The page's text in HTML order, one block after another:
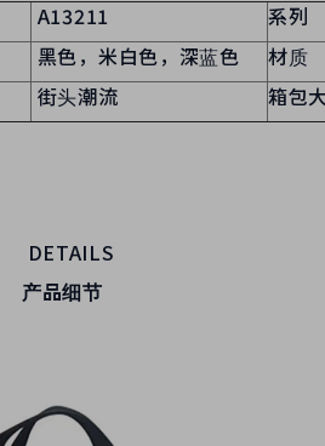
A13211
系列
黑色，米白色，深蓝色
材质
街头潮流 箱包
产品细节